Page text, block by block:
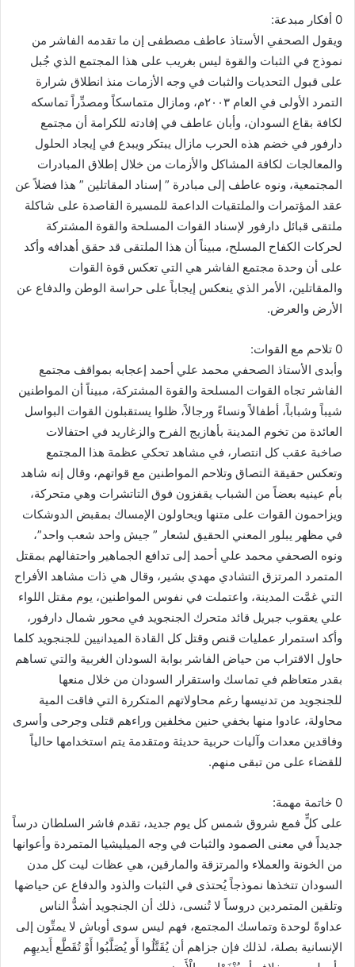
0 أفكار مبدعة:
ويقول الصحفي الأستاذ عاطف مصطفى إن ما تقدمه الفاشر من
نموذج في الثبات والقوة ليس بغريب على هذا المجتمع الذي جُبل
على قبول التحديات والثبات في وجه الأزمات منذ انطلاق شرارة
التمرد الأولى في العام ٢٠٠٣م، ومازال متماسكاً ومصدِّراً تماسكه
لكافة بقاع السودان، وأبان عاطف في إفادته للكرامة أن مجتمع
دارفور في خضم هذه الحرب مازال يبتكر ويبدع في إيجاد الحلول
والمعالجات لكافة المشاكل والأزمات من خلال إطلاق المبادرات
المجتمعية، ونوه عاطف إلى مبادرة ” إسناد المقاتلين ” هذا فضلاً عن
عقد المؤتمرات والملتقيات الداعمة للمسيرة القاصدة على شاكلة
ملتقى قبائل دارفور لإسناد القوات المسلحة والقوة المشتركة
لحركات الكفاح المسلح، مبيناً أن هذا الملتقى قد حقق أهدافه وأكد
على أن وحدة مجتمع الفاشر هي التي تعكس قوة القوات
والمقاتلين، الأمر الذي ينعكس إيجاباً على حراسة الوطن والدفاع عن
الأرض والعرض.
0 تلاحم مع القوات:
وأبدى الأستاذ الصحفي محمد علي أحمد إعجابه بمواقف مجتمع
الفاشر تجاه القوات المسلحة والقوة المشتركة، مبيناً أن المواطنين
شيباً وشباباً، أطفالاً ونساءً ورجالاً، ظلوا يستقبلون القوات البواسل
العائدة من تخوم المدينة بأهازيج الفرح والزغاريد في احتفالات
صاخبة عقب كل انتصار، في مشاهد تحكي عظمة هذا المجتمع
وتعكس حقيقة التصاق وتلاحم المواطنين مع قواتهم، وقال إنه شاهد
بأم عينيه بعضاً من الشباب يقفزون فوق التاتشرات وهي متحركة،
ويزاحمون القوات على متنها ويحاولون الإمساك بمقبض الدوشكات
في مظهر يبلور المعني الحقيق لشعار ” جيش واحد شعب واحد”،
ونوه الصحفي محمد علي أحمد إلى تدافع الجماهير واحتفالهم بمقتل
المتمرد المرتزق التشادي مهدي بشير، وقال هي ذات مشاهد الأفراح
التي غمَّت المدينة، واعتملت في نفوس المواطنين، يوم مقتل اللواء
علي يعقوب جبريل قائد متحرك الجنجويد في محور شمال دارفور،
وأكد استمرار عمليات قنص وقتل كل القادة الميدانيين للجنجويد كلما
حاول الاقتراب من حياض الفاشر بوابة السودان الغربية والتي تساهم
بقدر متعاظم في تماسك واستقرار السودان من خلال منعها
للجنجويد من تدنيسها رغم محاولاتهم المتكررة التي فاقت المية
محاولة، عادوا منها بخفي حنين مخلفين وراءهم قتلى وجرحى وأسرى
وفاقدين معدات وآليات حربية حديثة ومتقدمة يتم استخدامها حالياً
للقضاء على من تبقى منهم.
0 خاتمة مهمة:
على كلٍّ فمع شروق شمس كل يوم جديد، تقدم فاشر السلطان درساً
جديداً في معنى الصمود والثبات في وجه الميليشيا المتمردة وأعوانها
من الخونة والعملاء والمرتزقة والمارقين، هي عظات ليت كل مدن
السودان تتخذها نموذجاً يُحتذى في الثبات والذود والدفاع عن حياضها
وتلقين المتمردين دروساً لا تُنسى، ذلك أن الجنجويد أشدُّ الناس
عداوةً لوحدة وتماسك المجتمع، فهم ليس سوى أوباش لا يمتِّون إلى
الإنسانية بصلة، لذلك فإن جزاهم أن يُقَتَّلُوا أَو يُصَلَّبُوا أَوْ تُقَطَّع أَيديهِم